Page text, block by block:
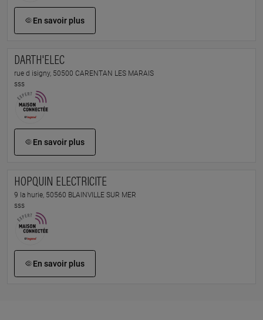
En savoir plus
DARTH'ELEC
rue d isigny, 50500 CARENTAN LES MARAIS
sss
En savoir plus
HOPQUIN ELECTRICITE
9 la hurie, 50560 BLAINVILLE SUR MER
sss
En savoir plus